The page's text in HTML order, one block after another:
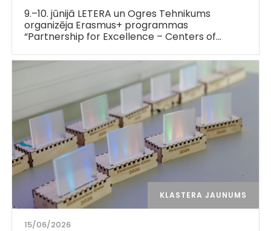
9.–10. jūnijā LETERA un Ogres Tehnikums
organizēja Erasmus+ programmas
“Partnership for Excellence – Centers of…
KLASTERA JAUNUMS
15/06/2026